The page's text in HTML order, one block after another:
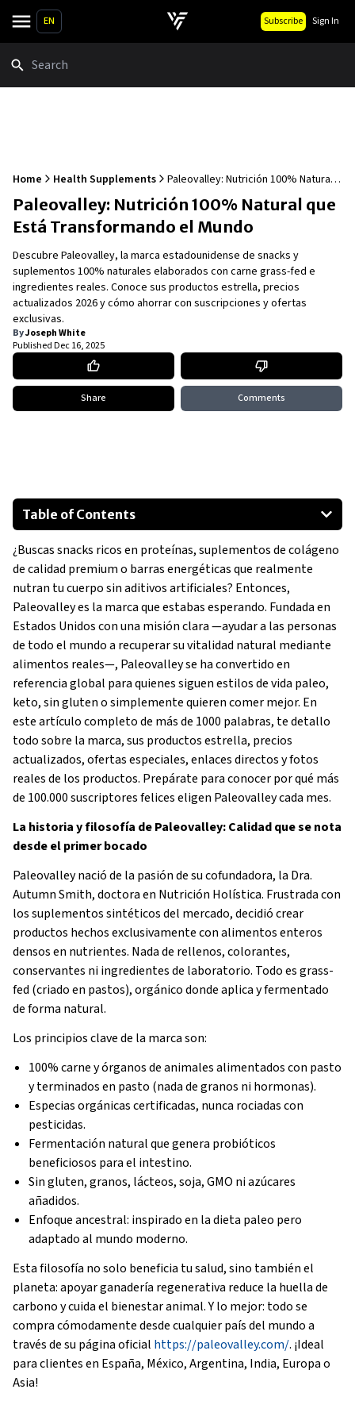
EN Subscribe Sign In
Home Health Supplements
Paleovalley: Nutrición 100% Natural
que Está Transformando el Mundo
Paleovalley: Nutrición 100% Natural que
Está Transformando el Mundo
Descubre Paleovalley, la marca estadounidense de snacks y
suplementos 100% naturales elaborados con carne grass-fed e
ingredientes reales. Conoce sus productos estrella, precios
actualizados 2026 y cómo ahorrar con suscripciones y ofertas
exclusivas.
ByJoseph White
PublishedDec 16, 2025
Share Comments
Table of Contents
Productos estrella de Paleovalley: Calidad, sabor y nutrición
en cada paquete
Otros productos destacados
Enlaces directos para comprar hoy mismo
¿Por qué Paleovalley es la mejor opción a nivel mundial?
Consejos para empezar con Paleovalley
¿Buscas snacks ricos en proteínas, suplementos de colágeno
de calidad premium o barras energéticas que realmente
nutran tu cuerpo sin aditivos artificiales? Entonces,
Paleovalley es la marca que estabas esperando. Fundada en
Estados Unidos con una misión clara —ayudar a las personas
de todo el mundo a recuperar su vitalidad natural mediante
alimentos reales—, Paleovalley se ha convertido en
referencia global para quienes siguen estilos de vida paleo,
keto, sin gluten o simplemente quieren comer mejor. En
este artículo completo de más de 1000 palabras, te detallo
todo sobre la marca, sus productos estrella, precios
actualizados, ofertas especiales, enlaces directos y fotos
reales de los productos. Prepárate para conocer por qué más
de 100.000 suscriptores felices eligen Paleovalley cada mes.
La historia y filosofía de Paleovalley: Calidad que se nota
desde el primer bocado
Paleovalley nació de la pasión de su cofundadora, la Dra.
Autumn Smith, doctora en Nutrición Holística. Frustrada con
los suplementos sintéticos del mercado, decidió crear
productos hechos exclusivamente con alimentos enteros
densos en nutrientes. Nada de rellenos, colorantes,
conservantes ni ingredientes de laboratorio. Todo es grass-
fed (criado en pastos), orgánico donde aplica y fermentado
de forma natural.
Los principios clave de la marca son:
100% carne y órganos de animales alimentados con pasto
y terminados en pasto (nada de granos ni hormonas).
Especias orgánicas certificadas, nunca rociadas con
pesticidas.
Fermentación natural que genera probióticos
beneficiosos para el intestino.
Sin gluten, granos, lácteos, soja, GMO ni azúcares
añadidos.
Enfoque ancestral: inspirado en la dieta paleo pero
adaptado al mundo moderno.
Esta filosofía no solo beneficia tu salud, sino también el
planeta: apoyar ganadería regenerativa reduce la huella de
carbono y cuida el bienestar animal. Y lo mejor: todo se
compra cómodamente desde cualquier país del mundo a
través de su página oficial https://paleovalley.com/. ¡Ideal
para clientes en España, México, Argentina, India, Europa o
Asia!